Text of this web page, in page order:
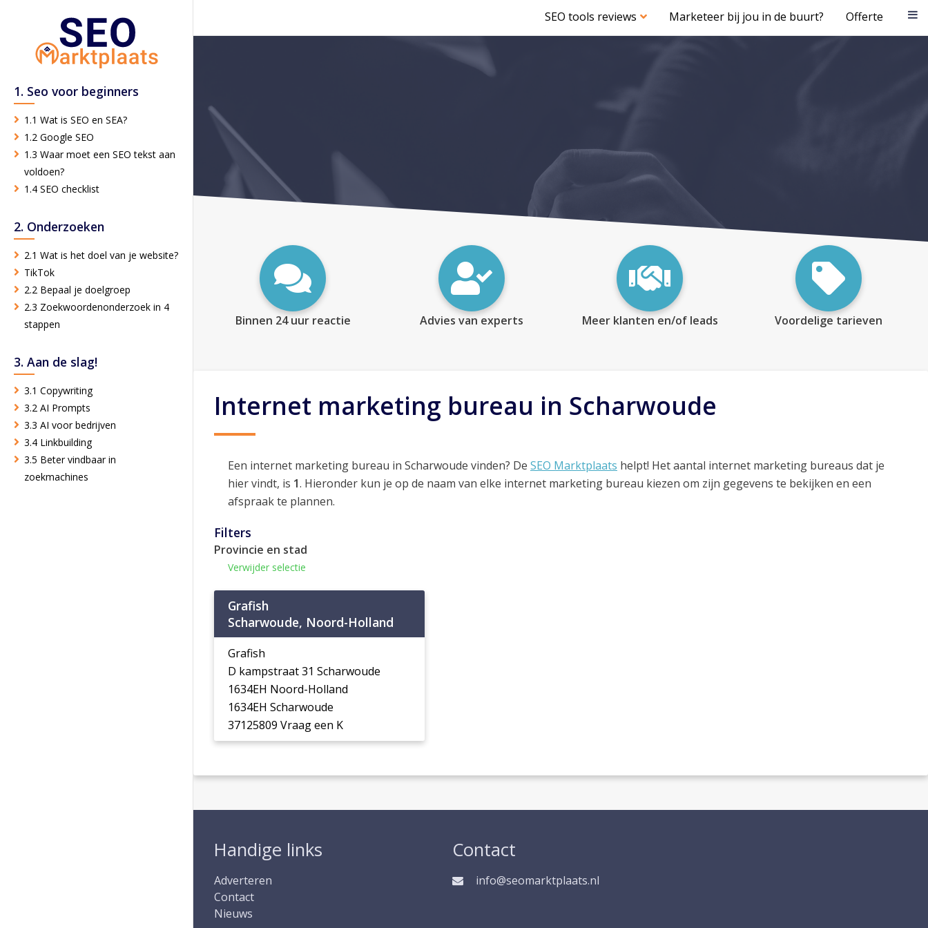
SEO tools reviews Marketeer bij jou in de buurt? Offerte
1. Seo voor beginners
1.1 Wat is SEO en SEA?
1.2 Google SEO
1.3 Waar moet een SEO tekst aan
voldoen?
1.4 SEO checklist
2. Onderzoeken
2.1 Wat is het doel van je website?
TikTok
2.2 Bepaal je doelgroep
2.3 Zoekwoordenonderzoek in 4
stappen
3. Aan de slag!
3.1 Copywriting
3.2 AI Prompts
3.3 AI voor bedrijven
3.4 Linkbuilding
3.5 Beter vindbaar in
zoekmachines
Binnen 24 uur reactie Advies van experts Meer klanten en/of leads Voordelige tarieven
Internet marketing bureau in Scharwoude
Een internet marketing bureau in Scharwoude vinden? De SEO Marktplaats helpt! Het aantal internet marketing bureaus dat je
hier vindt, is 1. Hieronder kun je op de naam van elke internet marketing bureau kiezen om zijn gegevens te bekijken en een
afspraak te plannen.
Filters
Provincie en stad
Verwijder selectie
Grafish
Scharwoude, Noord-Holland
Grafish
D kampstraat 31 Scharwoude
1634EH Noord-Holland
1634EH Scharwoude
37125809 Vraag een K
Handige links
Adverteren
Contact
Nieuws
Contact
info@seomarktplaats.nl